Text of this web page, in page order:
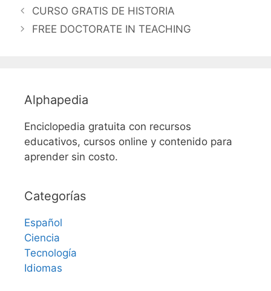
CURSO GRATIS DE HISTORIA
FREE DOCTORATE IN TEACHING
Alphapedia
Enciclopedia gratuita con recursos
educativos, cursos online y contenido para
aprender sin costo.
Categorías
Español
Ciencia
Tecnología
Idiomas